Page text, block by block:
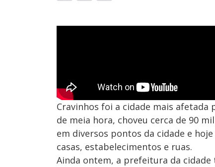
Cravinhos foi a cidade mais
de meia hora, choveu cerca de 90
em diversos pontos da cidade e
casas, estabelecimentos e ruas.
Ainda ontem, a prefeitura da